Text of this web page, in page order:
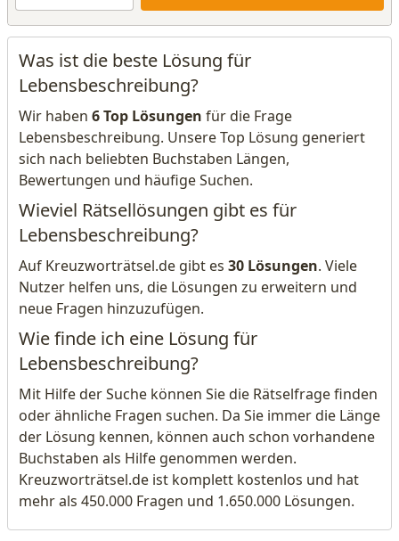
Was ist die beste Lösung für
Lebensbeschreibung?
Wir haben 6 Top Lösungen für die Frage
Lebensbeschreibung. Unsere Top Lösung generiert
sich nach beliebten Buchstaben Längen,
Bewertungen und häufige Suchen.
Wieviel Rätsellösungen gibt es für
Lebensbeschreibung?
Auf Kreuzworträtsel.de gibt es 30 Lösungen. Viele
Nutzer helfen uns, die Lösungen zu erweitern und
neue Fragen hinzuzufügen.
Wie finde ich eine Lösung für
Lebensbeschreibung?
Mit Hilfe der Suche können Sie die Rätselfrage finden
oder ähnliche Fragen suchen. Da Sie immer die Länge
der Lösung kennen, können auch schon vorhandene
Buchstaben als Hilfe genommen werden.
Kreuzworträtsel.de ist komplett kostenlos und hat
mehr als 450.000 Fragen und 1.650.000 Lösungen.